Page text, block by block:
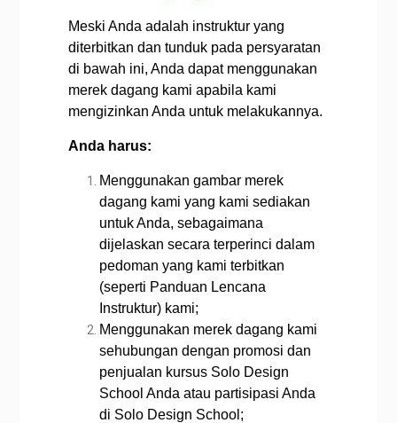
Meski Anda adalah instruktur yang
diterbitkan dan tunduk pada persyaratan
di bawah ini, Anda dapat menggunakan
merek dagang kami apabila kami
mengizinkan Anda untuk melakukannya.
Anda harus:
Menggunakan gambar merek
dagang kami yang kami sediakan
untuk Anda, sebagaimana
dijelaskan secara terperinci dalam
pedoman yang kami terbitkan
(seperti Panduan Lencana
Instruktur) kami;
Menggunakan merek dagang kami
sehubungan dengan promosi dan
penjualan kursus Solo Design
School Anda atau partisipasi Anda
di Solo Design School;